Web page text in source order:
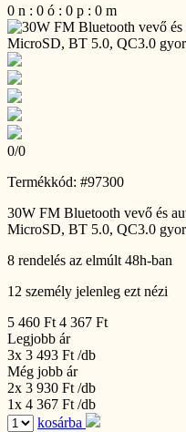
0 n : 0 ó : 0 p : 0 m
0/0
Termékkód: #97300
30W FM Bluetooth vevő és
MicroSD, BT 5.0, QC3.0
8 rendelés az elmúlt 48h-ban
12 személy jelenleg ezt nézi
5 460 Ft 4 367 Ft
Legjobb ár
3x 3 493 Ft /db
Még jobb ár
2x 3 930 Ft /db
1x 4 367 Ft /db
kosárba